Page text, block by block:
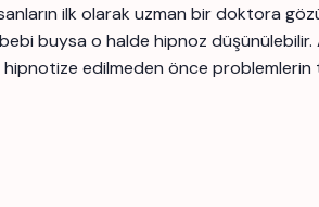
ilk olarak uzman bir doktora
buysa o halde hipnoz
hipnotize edilmeden önce